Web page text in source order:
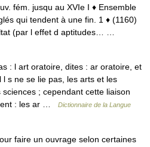
fém. jusqu au XVIe I ♦ Ensemble
qui tendent à une fin. 1 ♦ (1160)
(par l effet d aptitudes… …
: l art oratoire, dites : ar oratoire, et
s ne se lie pas, les arts et les
; cependant cette liaison
: les ar …
Dictionnaire de la Langue
faire un ouvrage selon certaines